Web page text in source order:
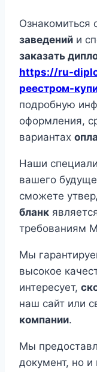
Ознакомиться
заведений и
заказать
https://ru-
реестром-
подробную
оформления,
вариантах
Наши
вашего
сможете
бланк
требованиям
Мы
высокое
интересует,
наш сайт или
компании.
Мы
документ, но